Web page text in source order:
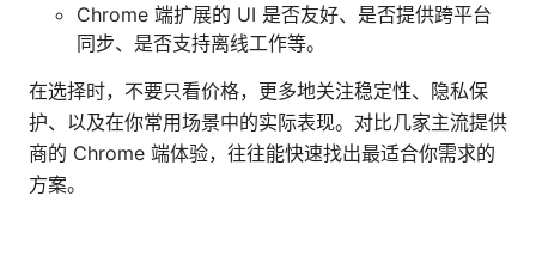
Chrome 端扩展的 UI 是否友好、是否提供跨平台
同步、是否支持离线工作等。
在选择时，不要只看价格，更多地关注稳定性、隐私保
护、以及在你常用场景中的实际表现。对比几家主流提供
商的 Chrome 端体验，往往能快速找出最适合你需求的
方案。